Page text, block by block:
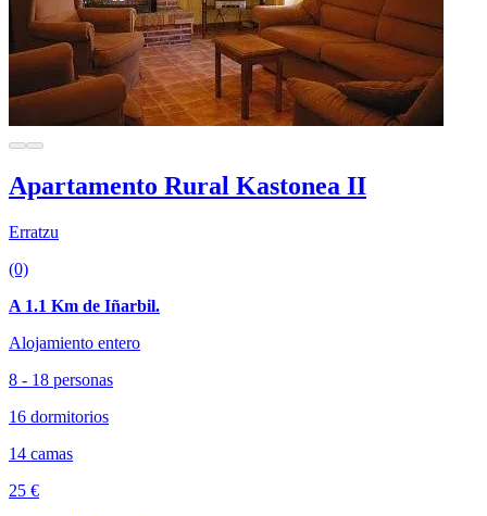
Apartamento Rural Kastonea II
Erratzu
(0)
A 1.1 Km de Iñarbil.
Alojamiento entero
8 - 18 personas
16 dormitorios
14 camas
25 €